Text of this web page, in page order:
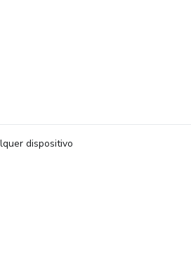
dispositivo